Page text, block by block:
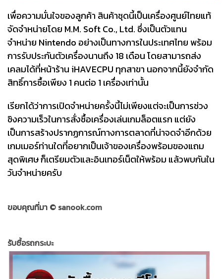
เพื่อความมั่นใจของลูกค้า สินค้าชุดนี้เป็นเครื่องศูนย์ไทยแท้
จัดจำหน่ายโดย M.M. Soft Co., Ltd. ซึ่งเป็นตัวแทน
จำหน่าย Nintendo อย่างเป็นทางการในประเทศไทย พร้อม
การรับประกันตัวเครื่องนานถึง 18 เดือน โดยสามารถส่ง
เคลมได้ที่หน้าร้าน iHAVECPU ทุกสาขา นอกจากนี้ยังจำกัด
สิทธิ์การซื้อเพียง 1 คนต่อ 1 เครื่องเท่านั้น
เรียกได้ว่าการเปิดจำหน่ายครั้งนี้ไม่เพียงแต่จะเป็นการช่วง
ชิงความเร็วในการสั่งซื้อเครื่องเล่นเกมล็อตแรก แต่ยัง
เป็นการสร้างปรากฏการณ์ทางการตลาดที่น่าจดจำอีกด้วย
เกมเมอร์ท่านใดที่อยากเป็นเจ้าของเครื่องพร้อมของแถม
สุดพิเศษ ก็เตรียมตัวและอินเทอร์เน็ตให้พร้อม แล้วพบกันใน
วันจำหน่ายครับ
ขอบคุณที่มา © sanook.com
รับซื้อรถกระบะ